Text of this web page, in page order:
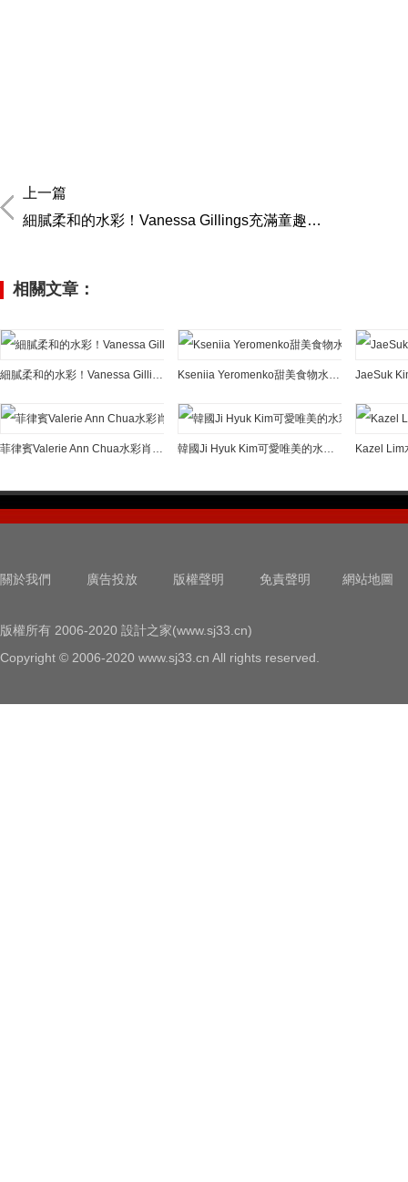
上一篇
細膩柔和的水彩！Vanessa Gillings充滿童趣的插畫作品
相關文章：
細膩柔和的水彩！Vanessa Gillings充滿童趣的插畫作品 Kseniia Yeromenko甜美食物水彩畫作品 JaeSuk
菲律賓Valerie Ann Chua水彩肖像插畫作品 韓國Ji Hyuk Kim可愛唯美的水彩插畫 Kazel Lim
關於我們 廣告投放 版權聲明 免責聲明 網站地圖
版權所有 2006-2020 設計之家(www.sj33.cn)
Copyright © 2006-2020 www.sj33.cn All rights reserved.